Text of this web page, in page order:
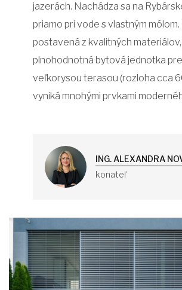
jazerách. Nachádza sa na
priamo pri vode s vlastným mólom.
postavená z kvalitných
plnohodnotná bytová jednotka
veľkorysou terasou (rozloha cca
vyniká mnohými prvkami
ING. ALEXANDRA
konateľ